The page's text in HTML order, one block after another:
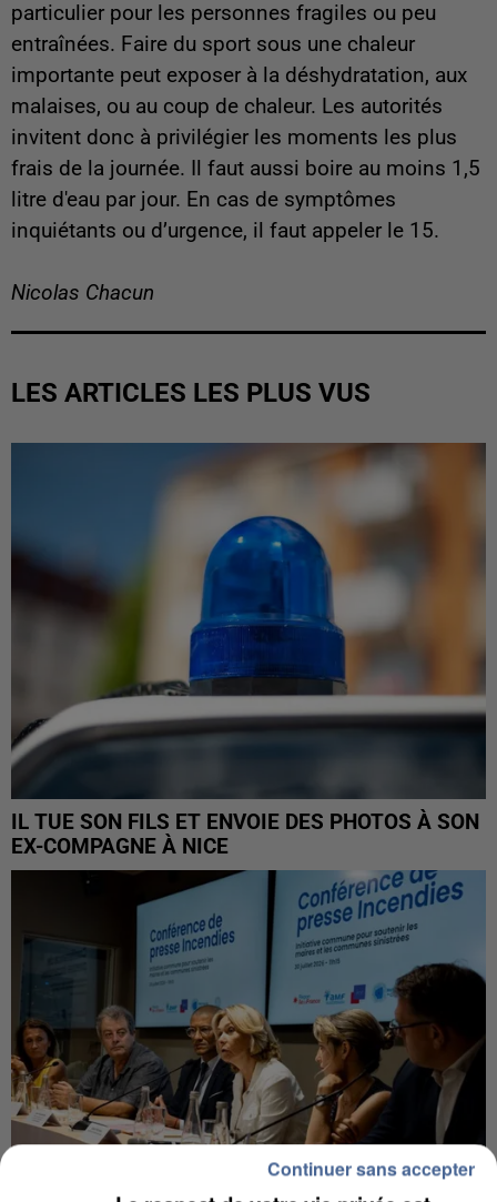
particulier pour les personnes fragiles ou peu
entraînées. Faire du sport sous une chaleur
importante peut exposer à la déshydratation, aux
malaises, ou au coup de chaleur. Les autorités
invitent donc à privilégier les moments les plus
frais de la journée. Il faut aussi boire au moins 1,5
litre d'eau par jour. En cas de symptômes
inquiétants ou d’urgence, il faut appeler le 15.
Nicolas Chacun
LES ARTICLES LES PLUS VUS
IL TUE SON FILS ET ENVOIE DES PHOTOS À SON
EX-COMPAGNE À NICE
Continuer sans accepter